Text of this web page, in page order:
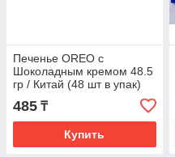
Печенье OREO с
Шоколадным кремом 48.5
гр / Китай (48 шт в упак)
485 ₸
Купить